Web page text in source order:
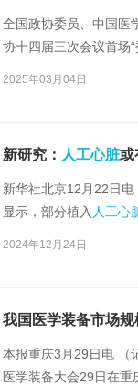
全国政协委员、中国医
协十四届三次会议首场
2025年03月04日
新研究： 人工心脏或
新华社北京12月22日
显示，部分植入 人工心
2024年12月24日
我国医学装备市场
本报重庆3月29日电 （
医学装备大会29日在